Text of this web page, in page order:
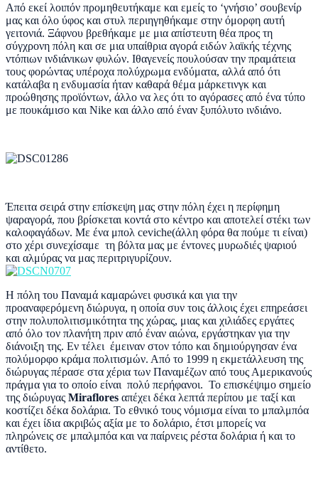
Από εκεί λοιπόν προμηθευτήκαμε και εμείς το ‘γνήσιο’ σουβενίρ
μας και όλο ύφος και στυλ περιηγηθήκαμε στην όμορφη αυτή
γειτονιά. Ξάφνου βρεθήκαμε με μια απίστευτη θέα προς τη
σύγχρονη πόλη και σε μια υπαίθρια αγορά ειδών λαϊκής τέχνης
ντόπιων ινδιάνικων φυλών. Ιθαγενείς πουλούσαν την πραμάτεια
τους φορώντας υπέροχα πολύχρωμα ενδύματα, αλλά από ότι
κατάλαβα η ενδυμασία ήταν καθαρά θέμα μάρκετινγκ και
προώθησης προϊόντων, άλλο να λες ότι το αγόρασες από ένα τύπο
με πουκάμισο και Nike και άλλο από έναν ξυπόλυτο ινδιάνο.
Έπειτα σειρά στην επίσκεψη μας στην πόλη έχει η περίφημη
ψαραγορά, που βρίσκεται κοντά στο κέντρο και αποτελεί στέκι των
καλοφαγάδων. Με ένα μπολ ceviche(άλλη φόρα θα πούμε τι είναι)
στο χέρι συνεχίσαμε τη βόλτα μας με έντονες μυρωδιές ψαριού
και αλμύρας να μας περιτριγυρίζουν.
Η πόλη του Παναμά καμαρώνει φυσικά και για την
προαναφερόμενη διώρυγα, η οποία συν τοις άλλοις έχει επηρεάσει
στην πολυπολιτισμικότητα της χώρας, μιας και χιλιάδες εργάτες
από όλο τον πλανήτη πριν από έναν αιώνα, εργάστηκαν για την
διάνοιξη της. Εν τέλει έμειναν στον τόπο και δημιούργησαν ένα
πολύμορφο κράμα πολιτισμών. Από το 1999 η εκμετάλλευση της
διώρυγας πέρασε στα χέρια των Παναμέζων από τους Αμερικανούς
πράγμα για το οποίο είναι πολύ περήφανοι. Το επισκέψιμο σημείο
της διώρυγας Miraflores απέχει δέκα λεπτά περίπου με ταξί και
κοστίζει δέκα δολάρια. Το εθνικό τους νόμισμα είναι το μπαλμπόα
και έχει ίδια ακριβώς αξία με το δολάριο, έτσι μπορείς να
πληρώνεις σε μπαλμπόα και να παίρνεις ρέστα δολάρια ή και το
αντίθετο.